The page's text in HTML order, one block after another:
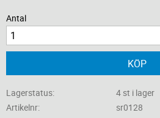
Antal
KÖP
Lagerstatus
4 st i lager
Artikelnr
sr0128